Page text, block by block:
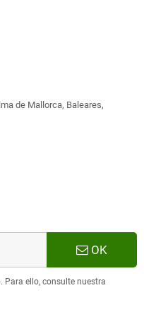
de Mallorca, Baleares,
OK
Para ello, consulte nuestra